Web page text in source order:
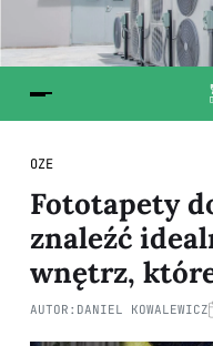
OZE
Fototapety
znaleźć
wnętrz,
AUTOR: DANIEL KOWALEWICZ